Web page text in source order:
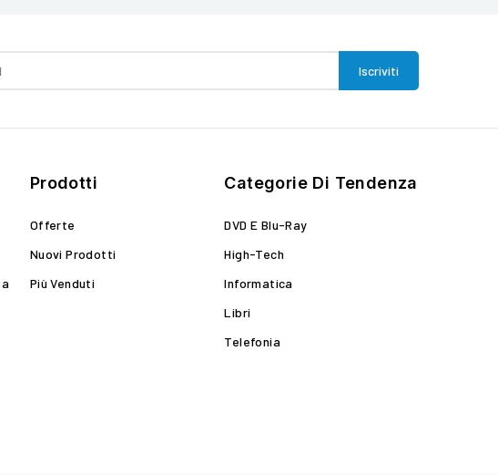
Prodotti
Offerte
Nuovi Prodotti
Più Venduti
Categorie Di Tendenza
DVD E Blu-Ray
High-Tech
Informatica
Libri
Telefonia